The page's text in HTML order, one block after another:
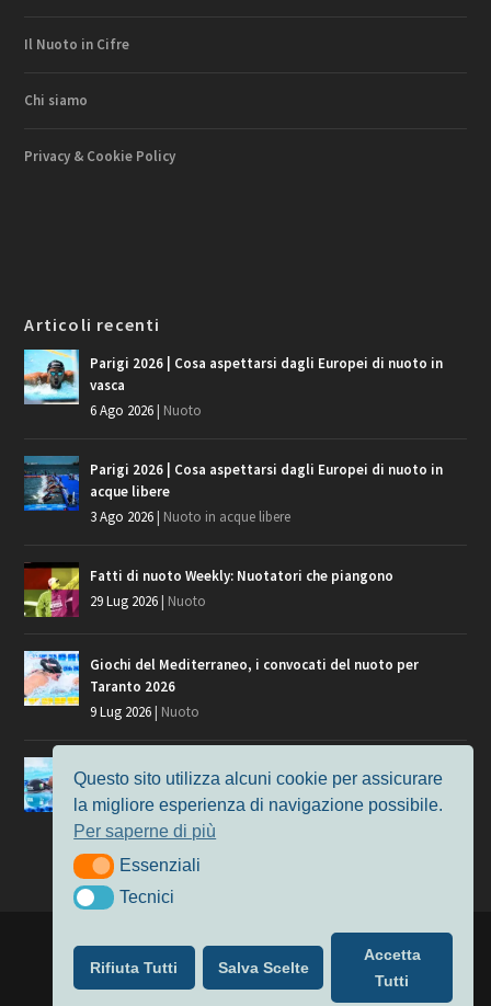
Il Nuoto in Cifre
Chi siamo
Privacy & Cookie Policy
Articoli recenti
Parigi 2026 | Cosa aspettarsi dagli Europei di nuoto in
vasca
6 Ago 2026 Nuoto
Parigi 2026 | Cosa aspettarsi dagli Europei di nuoto in
acque libere
3 Ago 2026 Nuoto in acque libere
Fatti di nuoto Weekly: Nuotatori che piangono
29 Lug 2026 Nuoto
Giochi del Mediterraneo, i convocati del nuoto per
Taranto 2026
9 Lug 2026 Nuoto
Europei di Nuoto Parigi 2026: fra veterani e giovani, chi
manca?
7 Lug 2026
Nuoto
| Alimentato da
Nuoto
MasterS Podcast Il Nuoto in Cifre
Privacy & Cookie Policy
Questo sito utilizza alcuni cookie per assicurare
la migliore esperienza di navigazione possibile.
Per saperne di più
EssenzialiEssenziali
TecniciTecnici
Rifiuta Tutti Salva Scelte
Accetta
Tutti